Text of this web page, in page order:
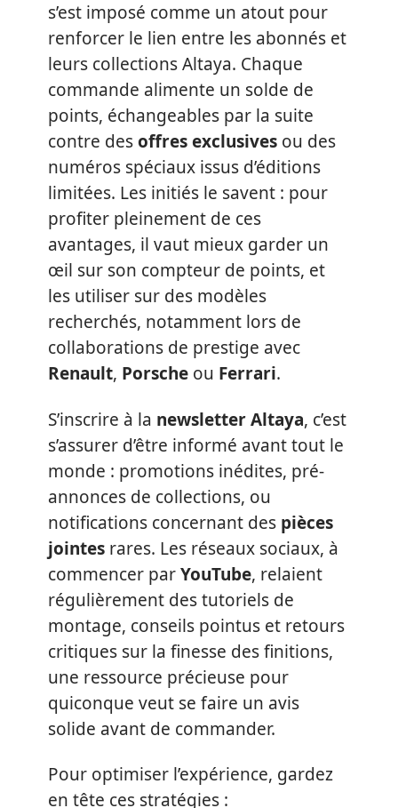
s’est imposé comme un atout pour
renforcer le lien entre les abonnés et
leurs collections Altaya. Chaque
commande alimente un solde de
points, échangeables par la suite
contre desoffres exclusives ou des
numéros spéciaux issus d’éditions
limitées. Les initiés le savent : pour
profiter pleinement de ces
avantages, il vaut mieux garder un
œil sur son compteur de points, et
les utiliser sur des modèles
recherchés, notamment lors de
collaborations de prestige avec
Renault, Porsche ou Ferrari.
S’inscrire à la newsletter Altaya, c’est
s’assurer d’être informé avant tout le
monde : promotions inédites, pré-
annonces de collections, ou
notifications concernant des pièces
jointes rares. Les réseaux sociaux, à
commencer parYouTube, relaient
régulièrement des tutoriels de
montage, conseils pointus et retours
critiques sur la finesse des finitions,
une ressource précieuse pour
quiconque veut se faire un avis
solide avant de commander.
Pour optimiser l’expérience, gardez
en tête ces stratégies :